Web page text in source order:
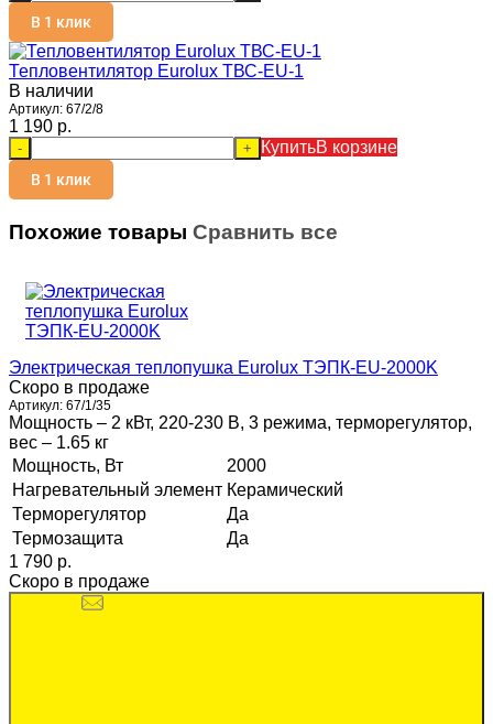
В 1 клик
Тепловентилятор Eurolux ТВС-EU-1
В наличии
Артикул: 67/2/8
1 190 p.
- + КупитьВ корзине
В 1 клик
Похожие товары Сравнить все
Электрическая теплопушка Eurolux ТЭПК-EU-2000K
Скоро в продаже
Артикул: 67/1/35
Мощность – 2 кВт, 220-230 В, 3 режима, терморегулятор,
вес – 1.65 кг
Мощность, Вт
2000
Нагревательный элемент Керамический
Терморегулятор
Да
Термозащита
Да
1 790 p.
Скоро в продаже